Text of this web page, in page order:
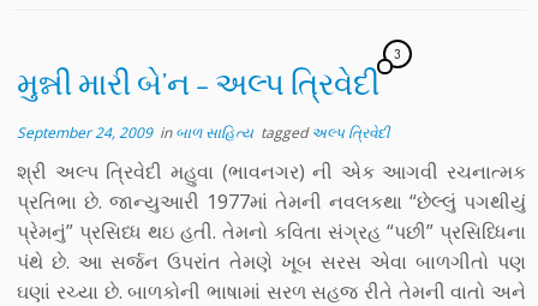
મુન્ની મારી બે’ન – અલ્પ ત્રિવેદી
3
September 24, 2009inબાળ સાહિત્ય taggedઅલ્પ ત્રિવેદી
શ્રી અલ્પ ત્રિવેદી મહુવા (ભાવનગર) ની એક આગવી રચનાત્મક
પ્રતિભા છે. જાન્યુઆરી 1977માં તેમની નવલકથા “છેલ્લું પગથીયું
પ્રેમનું” પ્રસિધ્ધ થઇ હતી. તેમનો કવિતા સંગ્રહ “પછી” પ્રસિધ્ધિના
પંથે છે. આ સર્જન ઉપરાંત તેમણે ખૂબ સરસ એવા બાળગીતો પણ
ઘણાં રચ્યા છે. બાળકોની ભાષામાં સરળ સહજ રીતે તેમની વાતો અને